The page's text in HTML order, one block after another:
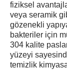
fiziksel
veya seramik
gözenekli
bakteriler için
304 kalite
yüzeyi
temizlik